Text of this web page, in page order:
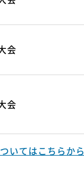
会
会
いてはこちらから